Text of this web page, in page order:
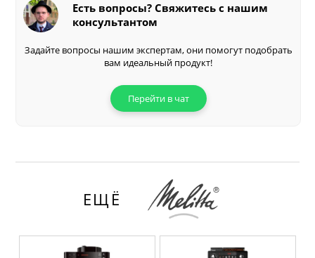
Есть вопросы? Свяжитесь с нашим
консультантом
Задайте вопросы нашим экспертам, они помогут подобрать
вам идеальный продукт!
Перейти в чат
ЕЩЁ